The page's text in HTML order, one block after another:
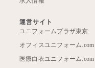
運営サイト
ユニフォームプラザ東京
オフィスユニフォーム.com
医療白衣ユニフォーム.com